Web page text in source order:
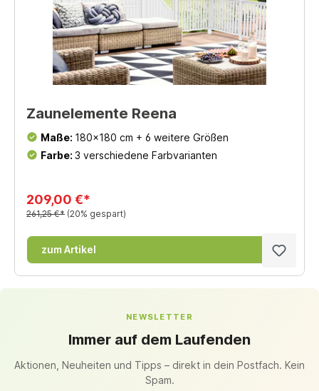
Zaunelemente Reena
Maße: 180x180 cm + 6 weitere Größen
Farbe: 3 verschiedene Farbvarianten
209,00 €*
261,25 €* (20% gespart)
zum Artikel
NEWSLETTER
Immer auf dem Laufenden
Aktionen, Neuheiten und Tipps – direkt in dein Postfach. Kein
Spam.